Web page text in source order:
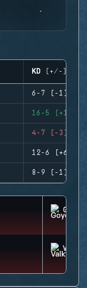
KD (+/-)
6-7 (-1)
16-5 (+11)
4-7 (-3)
12-6 (+6)
8-9 (-1)
GOYO